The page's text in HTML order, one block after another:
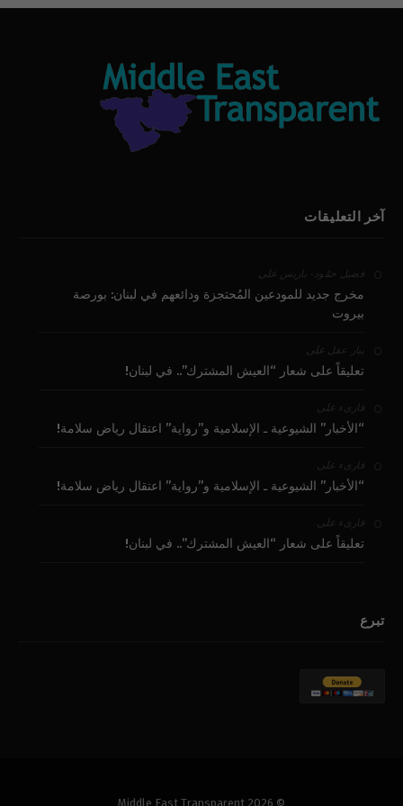
آخر التعليقات
فضيل حمّود - باريس على
مخرج جديد للمودعين المُحتجزة ودائعهم في لبنان: بورصة
بيروت
بيار عقل على
تعليقاً على شعار “العيش المشترك”.. في لبنان!
قارىء على
“الأخبار” الشيوعية ـ الإسلامية و”رواية” اعتقال رياض سلامة!
قارىء على
“الأخبار” الشيوعية ـ الإسلامية و”رواية” اعتقال رياض سلامة!
قارىء على
تعليقاً على شعار “العيش المشترك”.. في لبنان!
تبرع
© 2026 Middle East Transparent